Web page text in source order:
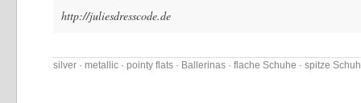
http://juliesdresscode.de
silver · metallic · pointy flats · Ballerinas · flache Schuhe · spitze